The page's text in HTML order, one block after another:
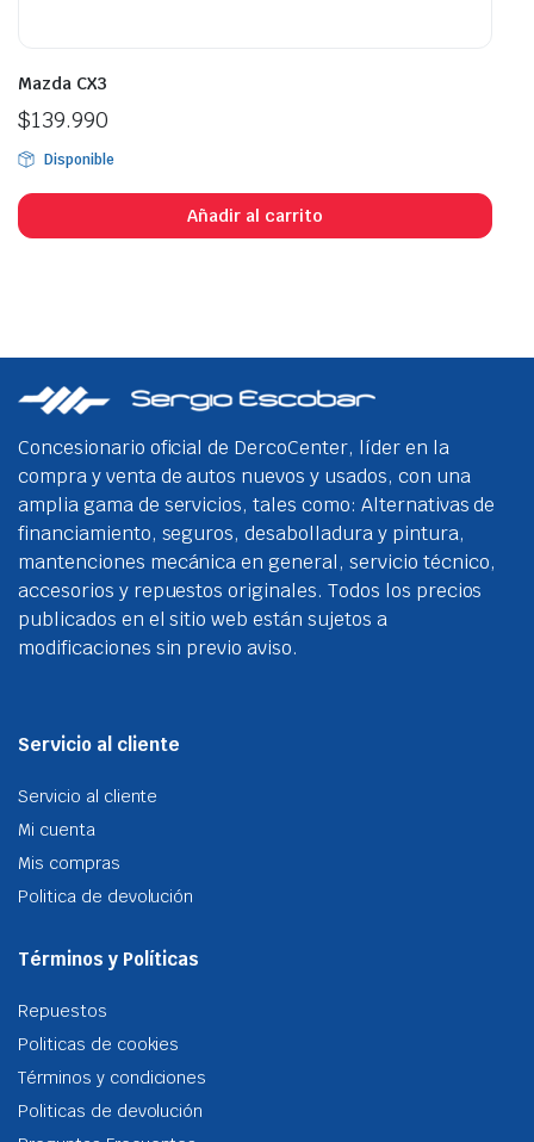
Mazda CX3
$139.990
Disponible
Añadir al carrito
Concesionario oficial de DercoCenter, líder en la
compra y venta de autos nuevos y usados, con una
amplia gama de servicios, tales como: Alternativas de
financiamiento, seguros, desabolladura y pintura,
mantenciones mecánica en general, servicio técnico,
accesorios y repuestos originales. Todos los precios
publicados en el sitio web están sujetos a
modificaciones sin previo aviso.
Servicio al cliente
Servicio al cliente
Mi cuenta
Mis compras
Politica de devolución
Términos y Políticas
Repuestos
Politicas de cookies
Términos y condiciones
Politicas de devolución